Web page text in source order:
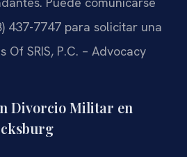
437-7747 para solicitar una
Of SRIS, P.C. – Advocacy
Divorcio Militar en